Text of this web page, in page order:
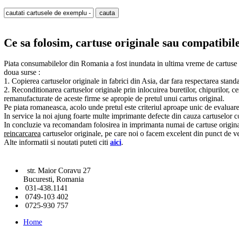
Ce sa folosim, cartuse originale sau
Piata consumabilelor din Romania a fost inundata in ultima vreme de
doua surse :
1. Copierea cartuselor originale in fabrici din Asia, dar fara respectarea
2. Reconditionarea cartuselor originale prin inlocuirea buretilor, chipurilor,
remanufacturate de aceste firme se apropie de pretul unui cartus original.
Pe piata romaneasca, acolo unde pretul este criteriul aproape unic de
In service la noi ajung foarte multe imprimante defecte din cauza cartuselor
In concluzie va recomandam folosirea in imprimanta numai de cartuse
reincarcarea cartuselor originale, pe care noi o facem excelent din punct de
Alte informatii si noutati puteti citi aici.
str. Maior Coravu 27
Bucuresti, Romania
031-438.1141
0749-103 402
0725-930 757
Home